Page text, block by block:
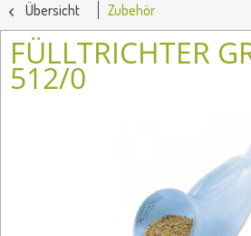
Übersicht Zubehör
FÜLLTRICHTER
512/0